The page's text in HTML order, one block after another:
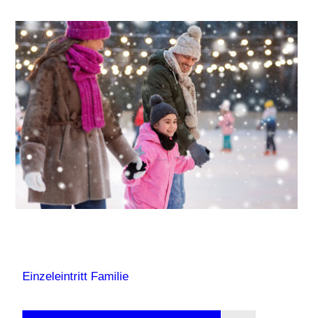
Einzeleintritt Familie